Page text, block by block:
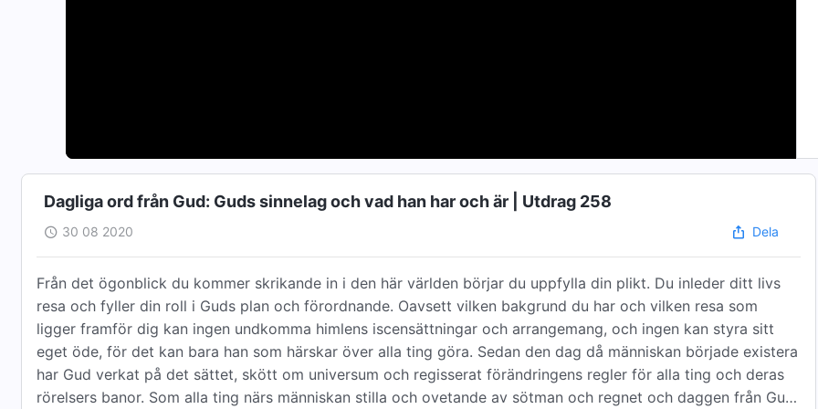
Dagliga ord från Gud: Guds sinnelag och vad han har och är | Utdrag 258
30 08 2020 Dela
Från det ögonblick du kommer skrikande in i den här världen börjar du uppfylla din plikt. Du inleder ditt livs
resa och fyller din roll i Guds plan och förordnande. Oavsett vilken bakgrund du har och vilken resa som
ligger framför dig kan ingen undkomma himlens iscensättningar och arrangemang, och ingen kan styra sitt
eget öde, för det kan bara han som härskar över alla ting göra. Sedan den dag då människan började existera
har Gud verkat på det sättet, skött om universum och regisserat förändringens regler för alla ting och deras
rörelsers banor. Som alla ting närs människan stilla och ovetande av sötman och regnet och daggen från Gud;